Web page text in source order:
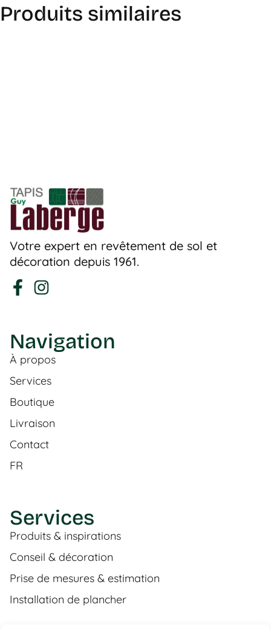
Produits similaires
Votre expert en revêtement de sol et
décoration depuis 1961.
Navigation
À propos
Services
Boutique
Livraison
Contact
FR
Services
Produits & inspirations
Conseil & décoration
Prise de mesures & estimation
Installation de plancher